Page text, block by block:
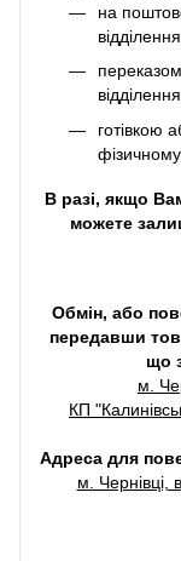
на
готівкою
В разі, якщо
можете
Обмін, або
передавши
що
м.
КП
Адреса для
м. Чернівці,